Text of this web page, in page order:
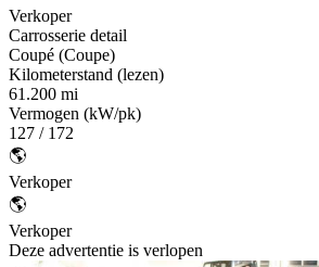
Verkoper
Carrosserie detail
Coupé (Coupe)
Kilometerstand (lezen)
61.200 mi
Vermogen (kW/pk)
127 / 172
🌎
Verkoper
🌎
Verkoper
Deze advertentie is verlopen